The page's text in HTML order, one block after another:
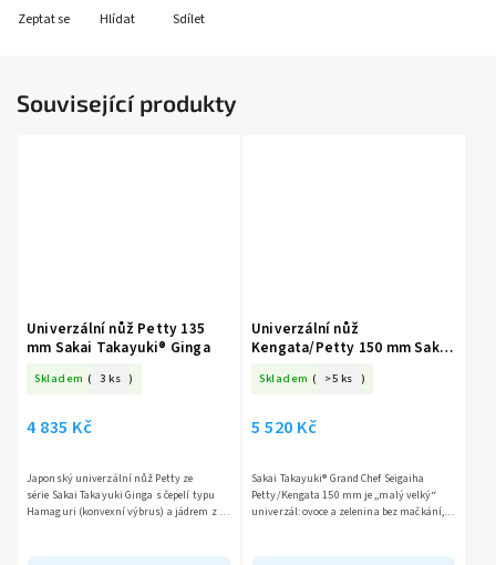
Zeptat se Hlídat Sdílet
Související produkty
Univerzální nůž Petty 135
mm Sakai Takayuki® Ginga
Skladem ( 3 ks )
4 835 Kč
Japonský univerzální nůž Petty ze
série Sakai Takayuki Ginga s čepelí typu
Hamaguri (konvexní výbrus) a jádrem z
Univerzální nůž
Kengata/Petty 150 mm Sakai
Seigaiha
Skladem ( >5 ks )
5 520 Kč
Sakai Takayuki® Grand Chef Seigaiha
Petty/Kengata 150 mm je „malý velký“
univerzál: ovoce a zelenina bez mačkání,